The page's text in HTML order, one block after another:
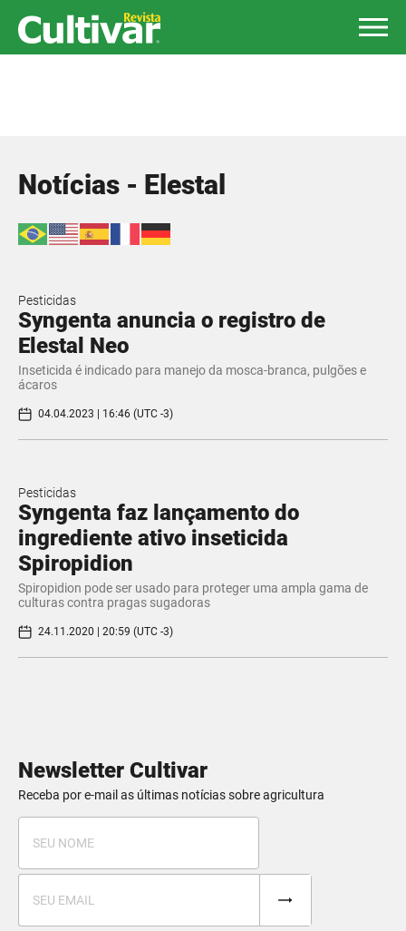
Notícias - Elestal
Pesticidas
Syngenta anuncia o registro de
Elestal Neo
Inseticida é indicado para manejo da mosca-branca, pulgões e
ácaros
04.04.2023 | 16:46 (UTC -3)
Pesticidas
Syngenta faz lançamento do
ingrediente ativo inseticida
Spiropidion
Spiropidion pode ser usado para proteger uma ampla gama de
culturas contra pragas sugadoras
24.11.2020 | 20:59 (UTC -3)
Newsletter Cultivar
Receba por e-mail as últimas notícias sobre agricultura